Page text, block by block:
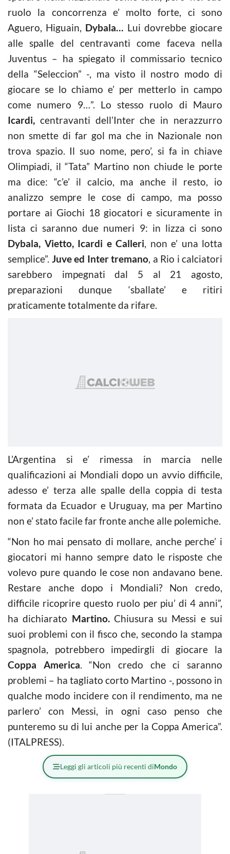
ruolo la concorrenza e’ molto forte, ci sono
Aguero, Higuain, Dybala… Lui dovrebbe giocare
alle spalle del centravanti come faceva nella
Juventus – ha spiegato il commissario tecnico
della “Seleccion” -, ma visto il nostro modo di
giocare se lo chiamo e’ per metterlo in campo
come numero 9…”. Lo stesso ruolo di Mauro
Icardi, centravanti dell’Inter che in nerazzurro
non smette di far gol ma che in Nazionale non
trova spazio. Il suo nome, pero’, si fa in chiave
Olimpiadi, il “Tata” Martino non chiude le porte
ma dice: “c’e’ il calcio, ma anche il resto, io
analizzo sempre le cose di campo, ma posso
portare ai Giochi 18 giocatori e sicuramente in
lista ci saranno due numeri 9: in lizza ci sono
Dybala, Vietto, Icardi e Calleri, non e’ una lotta
semplice”. Juve ed Inter tremano, a Rio i calciatori
sarebbero impegnati dal 5 al 21 agosto,
preparazioni dunque ‘sballate’ e ritiri
praticamente totalmente da rifare.
L’Argentina si e’ rimessa in marcia nelle
qualificazioni ai Mondiali dopo un avvio difficile,
adesso e’ terza alle spalle della coppia di testa
formata da Ecuador e Uruguay, ma per Martino
non e’ stato facile far fronte anche alle polemiche.
“Non ho mai pensato di mollare, anche perche’ i
giocatori mi hanno sempre dato le risposte che
volevo pure quando le cose non andavano bene.
Restare anche dopo i Mondiali? Non credo,
difficile ricoprire questo ruolo per piu’ di 4 anni”,
ha dichiarato Martino.Chiusura su Messi e sui
suoi problemi con il fisco che, secondo la stampa
spagnola, potrebbero impedirgli di giocare la
Coppa America. “Non credo che ci saranno
problemi – ha tagliato corto Martino -, possono in
qualche modo incidere con il rendimento, ma ne
parlero’ con Messi, in ogni caso penso che
punteremo su di lui anche per la Coppa America”.
(ITALPRESS).
Leggi gli articoli più recenti diMondo